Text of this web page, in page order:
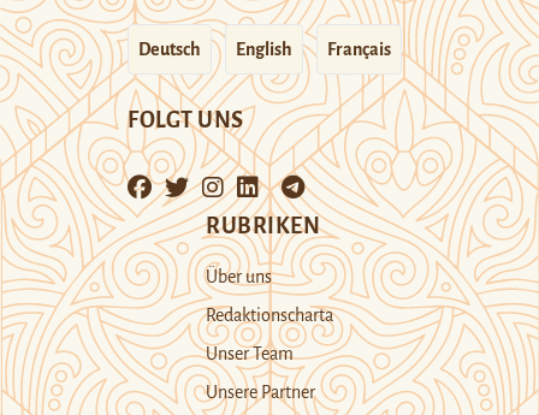
Deutsch English Français
FOLGT UNS
RUBRIKEN
Über uns
Redaktionscharta
Unser Team
Unsere Partner